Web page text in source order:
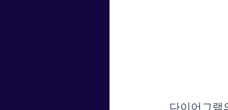
다이어그램